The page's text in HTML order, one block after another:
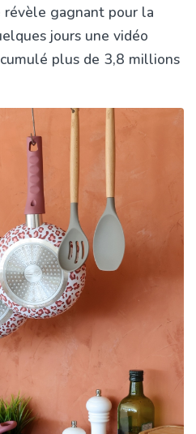
révèle gagnant pour la
jours une vidéo
plus de 3,8 millions